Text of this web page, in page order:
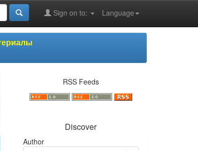
Language
Sign on to:
RSS Feeds
Discover
Author